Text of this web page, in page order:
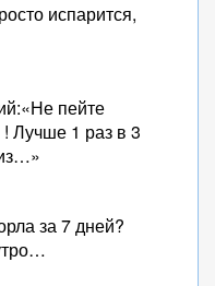
испарится,
пейте
! Лучше 1 раз в 3
за 7 дней?